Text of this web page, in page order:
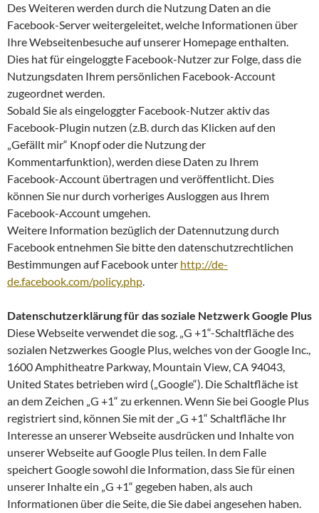
Des Weiteren werden durch die Nutzung Daten an die
Facebook-Server weitergeleitet, welche Informationen über
Ihre Webseitenbesuche auf unserer Homepage enthalten.
Dies hat für eingeloggte Facebook-Nutzer zur Folge, dass die
Nutzungsdaten Ihrem persönlichen Facebook-Account
zugeordnet werden.
Sobald Sie als eingeloggter Facebook-Nutzer aktiv das
Facebook-Plugin nutzen (z.B. durch das Klicken auf den
„Gefällt mir“ Knopf oder die Nutzung der
Kommentarfunktion), werden diese Daten zu Ihrem
Facebook-Account übertragen und veröffentlicht. Dies
können Sie nur durch vorheriges Ausloggen aus Ihrem
Facebook-Account umgehen.
Weitere Information bezüglich der Datennutzung durch
Facebook entnehmen Sie bitte den datenschutzrechtlichen
Bestimmungen auf Facebook unter http://de-
de.facebook.com/policy.php.
Datenschutzerklärung für das soziale Netzwerk Google Plus
Diese Webseite verwendet die sog. „G +1“-Schaltfläche des
sozialen Netzwerkes Google Plus, welches von der Google Inc.,
1600 Amphitheatre Parkway, Mountain View, CA 94043,
United States betrieben wird („Google“). Die Schaltfläche ist
an dem Zeichen „G +1“ zu erkennen. Wenn Sie bei Google Plus
registriert sind, können Sie mit der „G +1“ Schaltfläche Ihr
Interesse an unserer Webseite ausdrücken und Inhalte von
unserer Webseite auf Google Plus teilen. In dem Falle
speichert Google sowohl die Information, dass Sie für einen
unserer Inhalte ein „G +1“ gegeben haben, als auch
Informationen über die Seite, die Sie dabei angesehen haben.